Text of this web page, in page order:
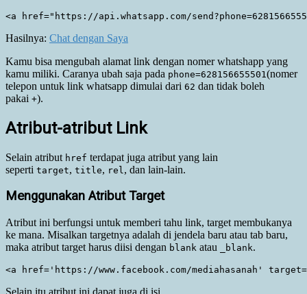
Hasilnya: Chat dengan Saya
Kamu bisa mengubah alamat link dengan nomer whatshapp yang
kamu miliki. Caranya ubah saja pada phone=628156655501 (nomer
telepon untuk link whatsapp dimulai dari 62 dan tidak boleh
pakai +).
Atribut-atribut Link
Selain atribut href terdapat juga atribut yang lain
seperti target, title, rel , dan lain-lain.
Menggunakan Atribut Target
Atribut ini berfungsi untuk memberi tahu link, target membukanya
ke mana. Misalkan targetnya adalah di jendela baru atau tab baru,
maka atribut target harus diisi dengan blank atau _blank.